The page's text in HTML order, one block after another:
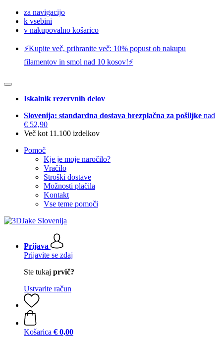
za navigacijo
k vsebini
v nakupovalno košarico
⚡️Kupite več, prihranite več: 10% popust ob nakupu
filamentov in smol nad 10 kosov!⚡️
Iskalnik rezervnih delov
Slovenija: standardna dostava brezplačna za pošiljke nad
€ 52,90
Več kot 11.100 izdelkov
Pomoč
Kje je moje naročilo?
Vračilo
Stroški dostave
Možnosti plačila
Kontakt
Vse teme pomoči
Prijava
Prijavite se zdaj
Ste tukaj prvič?
Ustvarite račun
Košarica € 0,00